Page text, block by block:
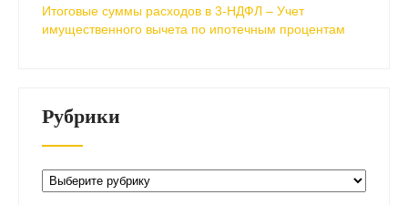
Итоговые суммы расходов в 3-НДФЛ – Учет
имущественного вычета по ипотечным процентам
Рубрики
Рубрики